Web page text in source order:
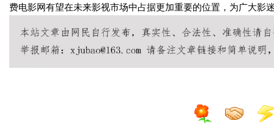
费电影网有望在未来影视市场中占据更加重要的位置，为广大影